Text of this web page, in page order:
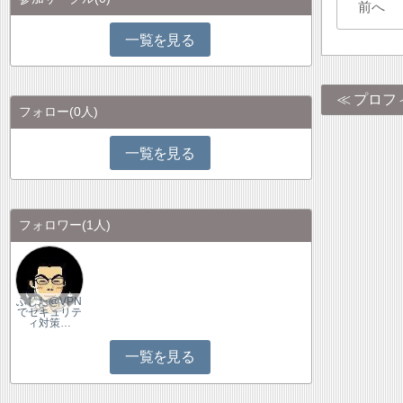
前へ
プロフ
一覧を見る
フォロー(0人)
一覧を見る
フォロワー(1人)
ふじた@VPN
でセキュリテ
ィ対策…
一覧を見る